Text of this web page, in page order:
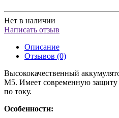
Нет в наличии
Написать отзыв
Описание
Отзывов (0)
Высококачественный
M5. Имеет современную защиту
по току.
Особенности: